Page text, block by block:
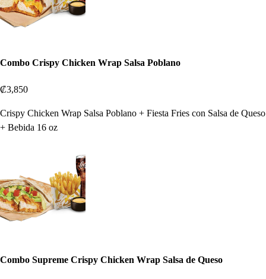
Combo Crispy Chicken Wrap Salsa Poblano
₡3,850
Crispy Chicken Wrap Salsa Poblano + Fiesta Fries con Salsa de Queso
+ Bebida 16 oz
Combo Supreme Crispy Chicken Wrap Salsa de Queso